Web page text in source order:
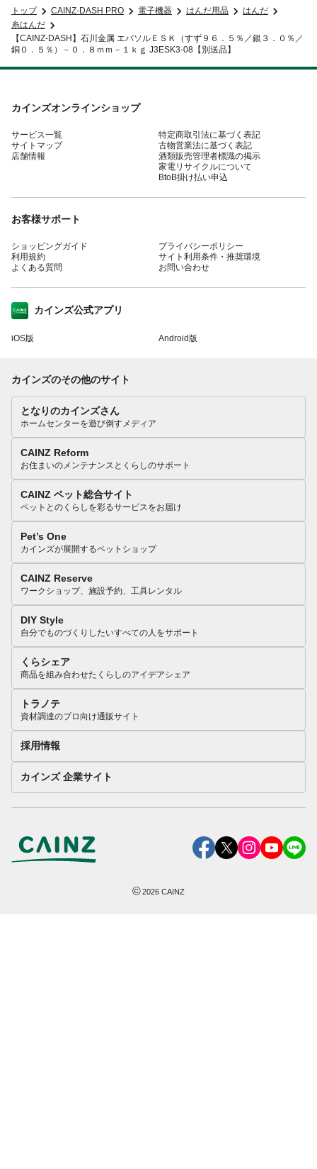
トップ CAINZ-DASH PRO 電子機器 はんだ用品
はんだ
糸はんだ
【CAINZ-DASH】石川金属 エバソルＥＳＫ（すず９６．５％／銀３．０％／
銅０．５％）－０．８ｍｍ－１ｋｇ J3ESK3-08【別送品】
カインズオンラインショップ
サービス一覧
サイトマップ
店舗情報
特定商取引法に基づく表記
古物営業法に基づく表記
酒類販売管理者標識の掲示
家電リサイクルについて
BtoB掛け払い申込
お客様サポート
ショッピングガイド
利用規約
よくある質問
プライバシーポリシー
サイト利用条件・推奨環境
お問い合わせ
カインズ公式アプリ
iOS版 Android版
カインズのその他のサイト
となりのカインズさん
ホームセンターを遊び倒すメディア
CAINZ Reform
お住まいのメンテナンスとくらしのサポート
CAINZ ペット総合サイト
ペットとのくらしを彩るサービスをお届け
Pet’s One
カインズが展開するペットショップ
CAINZ Reserve
ワークショップ、施設予約、工具レンタル
DIY Style
自分でものづくりしたいすべての人をサポート
くらシェア
商品を組み合わせたくらしのアイデアシェア
トラノテ
資材調達のプロ向け通販サイト
採用情報
カインズ 企業サイト
©2026 CAINZ